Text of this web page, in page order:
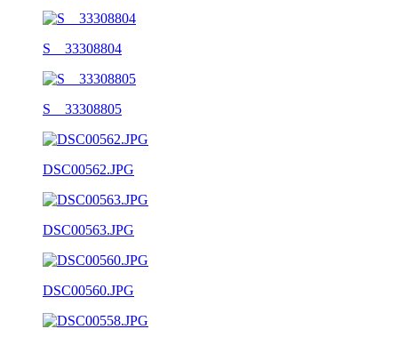
S__33308804
S__33308805
DSC00562.JPG
DSC00563.JPG
DSC00560.JPG